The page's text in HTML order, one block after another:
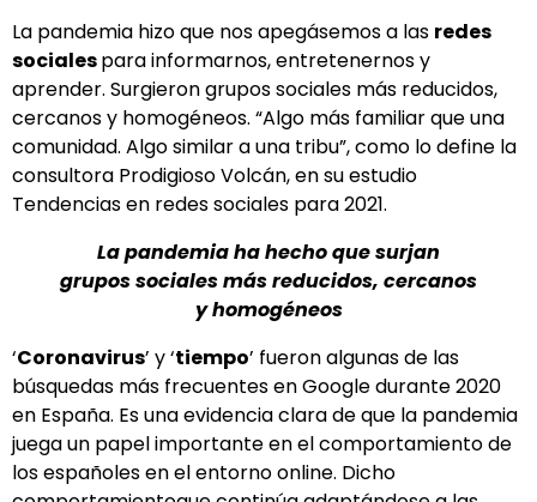
La pandemia hizo que nos apegásemos a las redes
socialespara informarnos, entretenernos y
aprender. Surgieron grupos sociales más reducidos,
cercanos y homogéneos. “Algo más familiar que una
comunidad. Algo similar a una tribu”, como lo define la
consultora Prodigioso Volcán, en su estudio
Tendencias en redes sociales para 2021.
La pandemia ha hecho que surjan
grupos sociales más reducidos, cercanos
y homogéneos
‘Coronavirus’ y ‘tiempo’ fueron algunas de las
búsquedas más frecuentes en Google durante 2020
en España. Es una evidencia clara de que la pandemia
juega un papel importante en el comportamiento de
los españoles en el entorno online. Dicho